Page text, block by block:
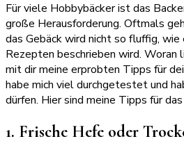
Für viele Hobbybäcker ist das
große Herausforderung. Oftmals
das Gebäck wird nicht so fluffig, wie
Rezepten beschrieben wird.
mit dir meine erprobten Tipps für
habe mich viel durchgetestet und
dürfen. Hier sind meine Tipps für
1. Frische Hefe oder